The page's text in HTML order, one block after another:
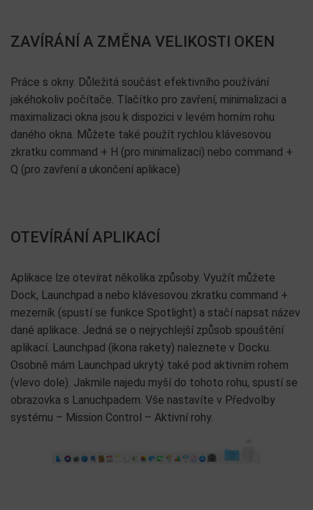
ZAVÍRÁNÍ A ZMĚNA VELIKOSTI OKEN
Práce s okny. Důležitá součást efektivního používání
jakéhokoliv počítače. Tlačítko pro zavření, minimalizaci a
maximalizaci okna jsou k dispozici v levém horním rohu
daného okna. Můžete také použít rychlou klávesovou
zkratku command + H (pro minimalizaci) nebo command +
Q (pro zavření a ukončení aplikace)
OTEVÍRÁNÍ APLIKACÍ
Aplikace lze otevírat několika způsoby. Využít můžete
Dock, Launchpad a nebo klávesovou zkratku command +
mezerník (spustí se funkce Spotlight) a stačí napsat název
dané aplikace. Jedná se o nejrychlejší způsob spouštění
aplikací. Launchpad (ikona rakety) naleznete v Docku.
Osobně mám Launchpad ukrytý také pod aktivním rohem
(vlevo dole). Jakmile najedu myší do tohoto rohu, spustí se
obrazovka s Lanuchpadem. Vše nastavíte v Předvolby
systému – Mission Control – Aktivní rohy.